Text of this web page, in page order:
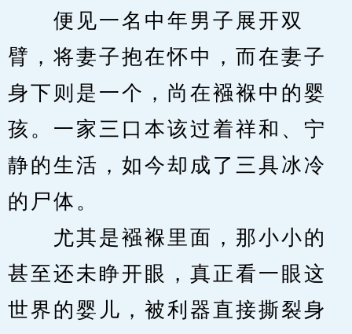
便见一名中年男子展开双
臂，将妻子抱在怀中，而在妻子
身下则是一个，尚在襁褓中的婴
孩。一家三口本该过着祥和、宁
静的生活，如今却成了三具冰冷
的尸体。
尤其是襁褓里面，那小小的
甚至还未睁开眼，真正看一眼这
世界的婴儿，被利器直接撕裂身